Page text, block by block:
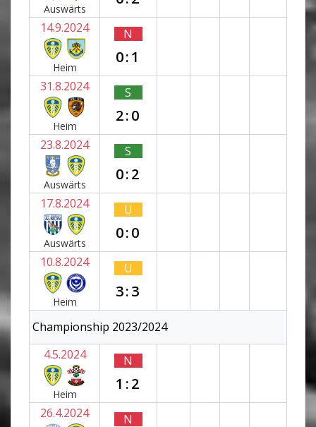
Auswärts
14.9.2024
Heim
N
0:1
31.8.2024
Heim
S
2:0
23.8.2024
Auswärts
S
0:2
17.8.2024
Auswärts
U
0:0
10.8.2024
Heim
U
3:3
Championship 2023/2024
4.5.2024
Heim
N
1:2
26.4.2024 N